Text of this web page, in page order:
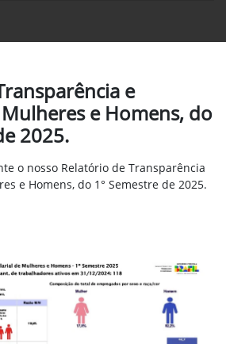
e
e Homens, do
2025.
o nosso Relatório de Transparência
e Homens, do 1° Semestre de 2025.